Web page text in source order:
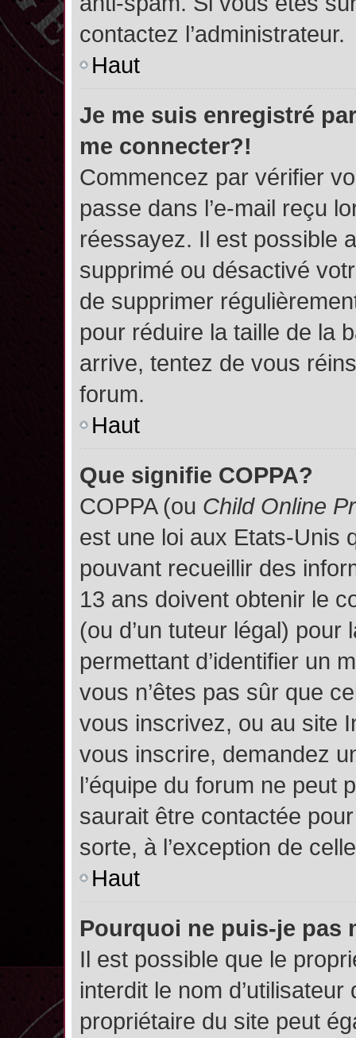
contactez l’administrateur.
Haut
Je me suis enregistré
me connecter?!
Commencez par vérifier
passe dans l’e-mail reçu
réessayez. Il est possible
supprimé ou désactivé
de supprimer
pour réduire la taille de la
arrive, tentez de vous
forum.
Haut
Que signifie COPPA?
COPPA (ou Child Online
est une loi aux Etats-Unis
pouvant recueillir des
13 ans doivent obtenir le
(ou d’un tuteur légal)
permettant d’identifier un
vous n’êtes pas sûr que
vous inscrivez, ou au site
vous inscrire, demandez
l’équipe du forum ne peut
saurait être contactée
sorte, à l’exception de
Haut
Pourquoi ne puis-je pas
Il est possible que le
interdit le nom
propriétaire du site peut